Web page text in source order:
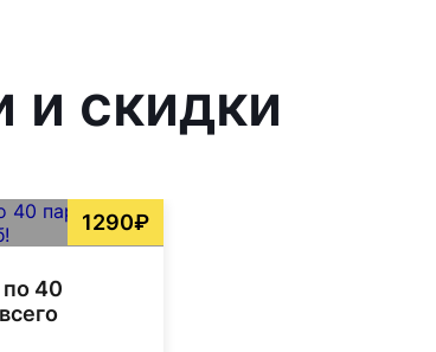
и скидки
1290₽
по 40